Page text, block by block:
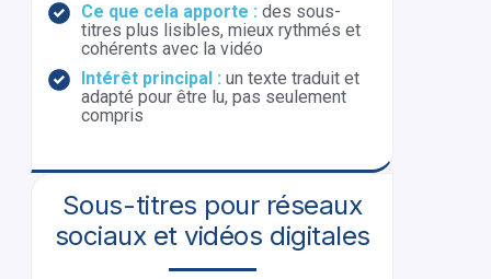
Ce que cela apporte : des sous-
titres plus lisibles, mieux rythmés et
cohérents avec la vidéo
Intérêt principal : un texte traduit et
adapté pour être lu, pas seulement
compris
Sous-titres pour réseaux
sociaux et vidéos digitales